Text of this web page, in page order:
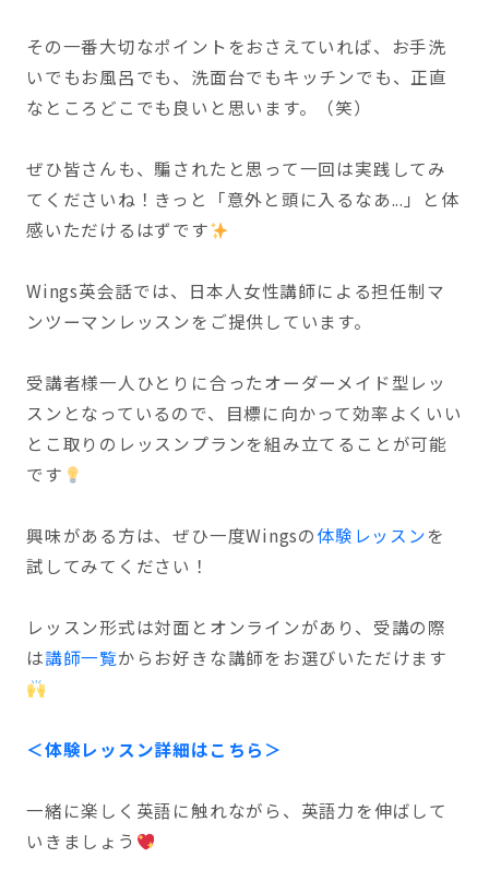
その一番大切なポイントをおさえていれば、お手洗
いでもお風呂でも、洗面台でもキッチンでも、正直
なところどこでも良いと思います。（笑）
ぜひ皆さんも、騙されたと思って一回は実践してみ
てくださいね！きっと「意外と頭に入るなあ...」と体
感いただけるはずです
Wings英会話では、日本人女性講師による担任制マ
ンツーマンレッスンをご提供しています。
受講者様一人ひとりに合ったオーダーメイド型レッ
スンとなっているので、目標に向かって効率よくいい
とこ取りのレッスンプランを組み立てることが可能
です
興味がある方は、ぜひ一度Wingsの体験レッスンを
試してみてください！
レッスン形式は対面とオンラインがあり、受講の際
は講師一覧からお好きな講師をお選びいただけます
＜体験レッスン詳細はこちら＞
一緒に楽しく英語に触れながら、英語力を伸ばして
いきましょう